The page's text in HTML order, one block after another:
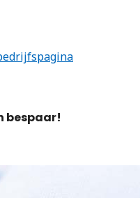
bespaar!